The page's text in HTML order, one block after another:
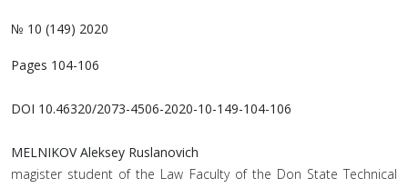
№ 10 (149) 2020
Pages 104-106
DOI 10.46320/2073-4506-2020-10-149-104-106
MELNIKOV Aleksey Ruslanovich
magister student of the Law Faculty of the Don State Technical